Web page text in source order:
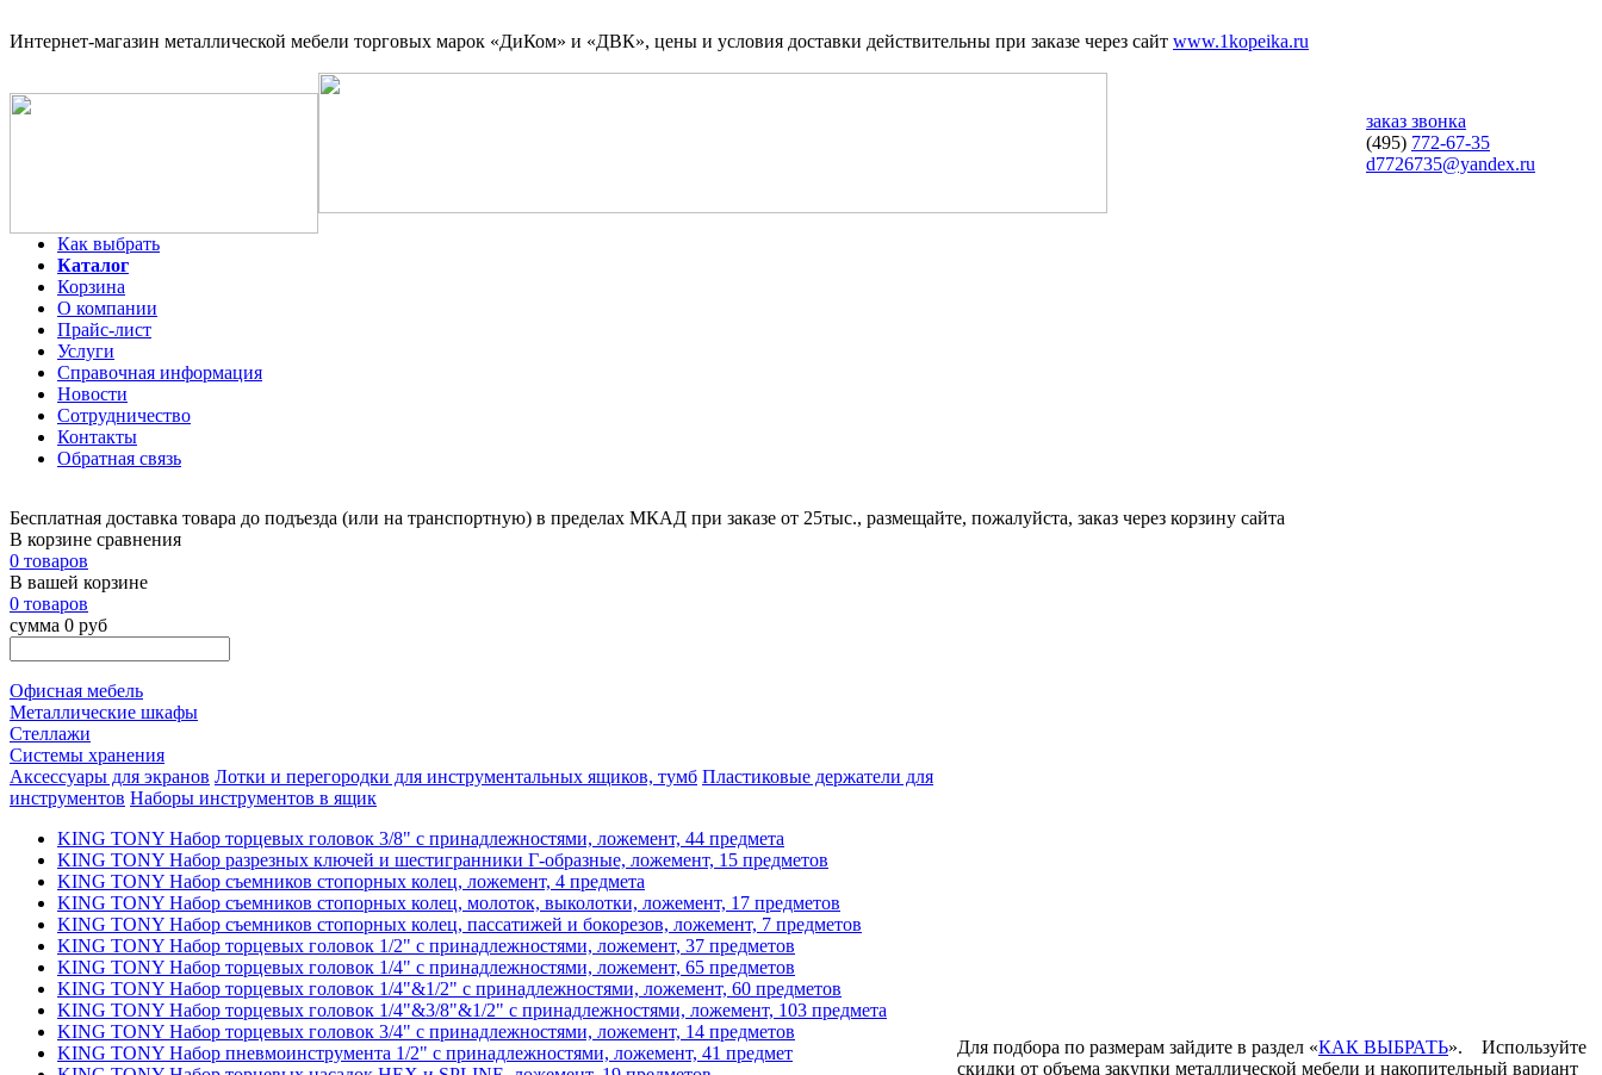
Интернет-магазин металлической мебели торговых марок «ДиКом» и «ДВК», цены и условия доставки действительны при заказе через сайт www.1kopeika.ru
заказ звонка
(495) 772-67-35
d7726735@yandex.ru
Как выбрать
Каталог
Корзина
О компании
Прайс-лист
Услуги
Справочная информация
Новости
Сотрудничество
Контакты
Обратная связь
Бесплатная доставка товара до подъезда (или на транспортную) в пределах МКАД при заказе от 25тыс., размещайте, пожалуйста, заказ через корзину сайта
В корзине сравнения
0 товаров
В вашей корзине
0 товаров
сумма 0 руб
Офисная мебель
Металлические шкафы
Стеллажи
Системы хранения
Аксессуары для экранов Лотки и перегородки для инструментальных ящиков, тумб Пластиковые держатели для
инструментов Наборы инструментов в ящик
KING TONY Набор торцевых головок 3/8" с принадлежностями, ложемент, 44 предмета
KING TONY Набор разрезных ключей и шестигранники Г-образные, ложемент, 15 предметов
KING TONY Набор съемников стопорных колец, ложемент, 4 предмета
KING TONY Набор съемников стопорных колец, молоток, выколотки, ложемент, 17 предметов
KING TONY Набор съемников стопорных колец, пассатижей и бокорезов, ложемент, 7 предметов
KING TONY Набор торцевых головок 1/2" с принадлежностями, ложемент, 37 предметов
KING TONY Набор торцевых головок 1/4" с принадлежностями, ложемент, 65 предметов
KING TONY Набор торцевых головок 1/4"&1/2" с принадлежностями, ложемент, 60 предметов
KING TONY Набор торцевых головок 1/4"&3/8"&1/2" с принадлежностями, ложемент, 103 предмета
KING TONY Набор торцевых головок 3/4" с принадлежностями, ложемент, 14 предметов
KING TONY Набор пневмоинструмента 1/2" с принадлежностями, ложемент, 41 предмет
Для подбора по размерам зайдите в раздел «КАК ВЫБРАТЬ».
Используйте
скидки от объема закупки металлической мебели и накопительный вариант